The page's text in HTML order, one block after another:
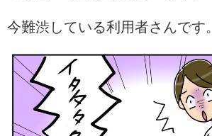
今難渋している利用者さんです。